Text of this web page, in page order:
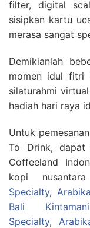
filter, digital
sisipkan kartu
merasa sangat
Demikianlah
momen idul fitri
silaturahmi
hadiah hari raya
Untuk
To Drink, dapat
Coffeeland
kopi
Specialty,
Bali
Specialty,